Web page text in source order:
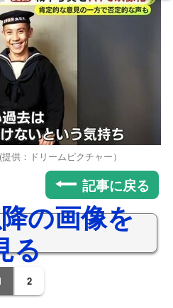
供：ドリームピクチャー）
記事に戻る
の画像を
る
2